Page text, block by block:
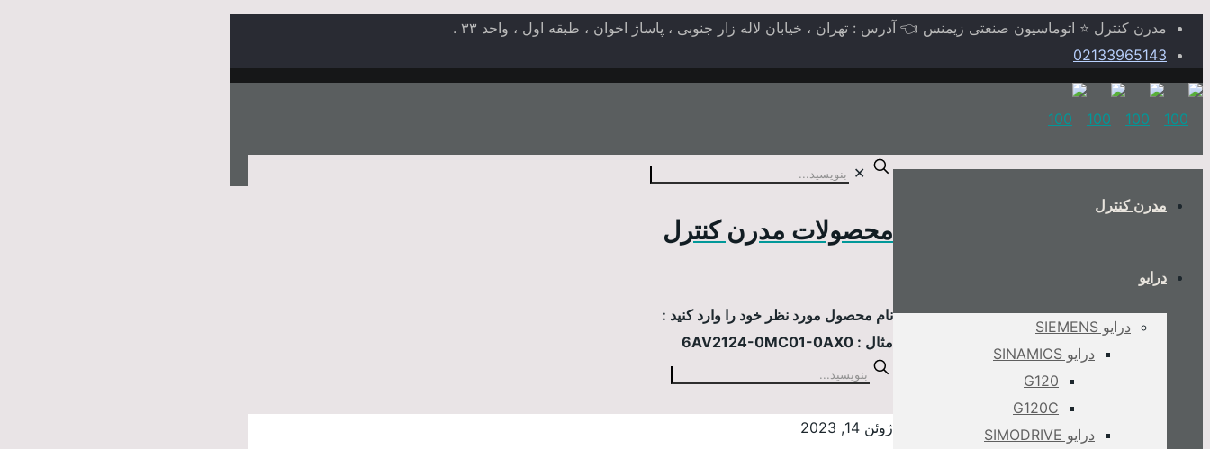
مدرن کنترل ⭐ اتوماسیون صنعتی زیمنس 👈 آدرس : تهران ، خیابان لاله زار جنوبی ، پاساژ اخوان ، طبقه اول ، واحد ۳۳ .
02133965143
مدرن کنترل
درایو
درایو SIEMENS
درایو SINAMICS
G120
G120C
درایو SIMODRIVE
✕
محصولات مدرن کنترل
نام محصول مورد نظر خود را وارد کنید :
مثال : 6AV2124-0MC01-0AX0
ژوئن 14, 2023